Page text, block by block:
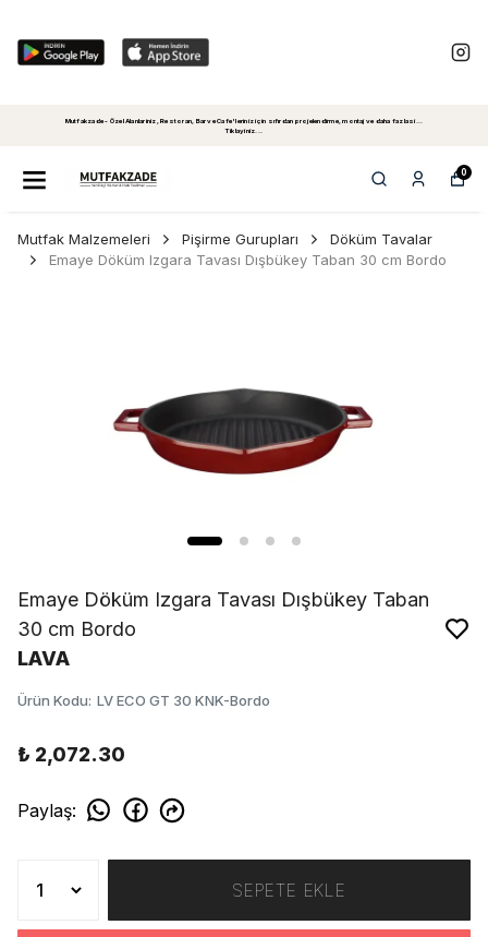
Mutfakzade - Özel Alanlariniz, Restoran, Bar ve Cafe'leriniz için sıfırdan projelendirme, montaj ve daha fazlasi...
Tiklayiniz...
0
Mutfak Malzemeleri Pişirme Gurupları
Döküm Tavalar
Emaye Döküm Izgara Tavası Dışbükey Taban 30 cm Bordo
Emaye Döküm Izgara Tavası Dışbükey Taban
30 cm Bordo
LAVA
Ürün Kodu: LV ECO GT 30 KNK-Bordo
₺ 2,072.30
Paylaş:
SEPETE EKLE